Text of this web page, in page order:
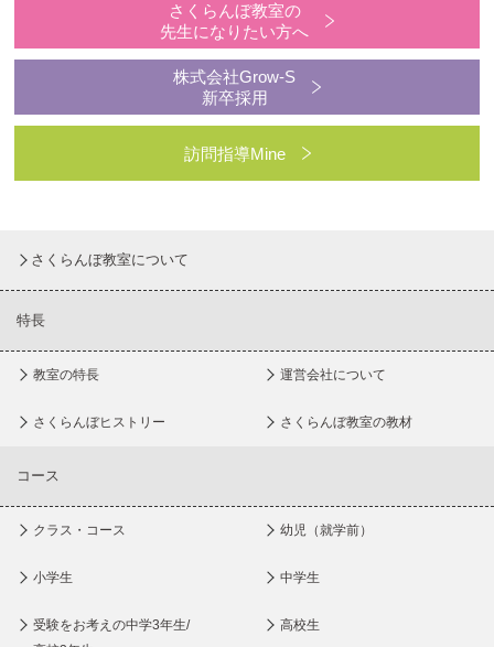
さくらんぼ教室の
先生になりたい方へ
株式会社Grow-S
新卒採用
訪問指導Mine
さくらんぼ教室について
特長
教室の特長 運営会社について
さくらんぼヒストリー さくらんぼ教室の教材
コース
クラス・コース 幼児（就学前）
小学生 中学生
受験をお考えの中学3年生/
高校生